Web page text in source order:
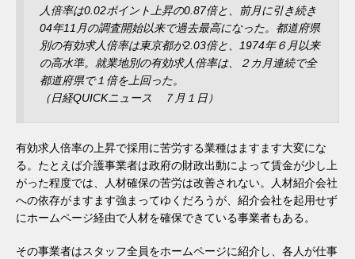
人倍率は0.02ポイント上昇の0.87倍と、前月に引き続き
04年11月の調査開始以来で過去最高になった。都道府県
別の有効求人倍率は東京都が2.03倍と、1974年６月以来
の高水準。就業地別の有効求人倍率は、２カ月連続で全
都道府県で１倍を上回った。
（日経QUICKニュース ７月１日）
有効求人倍率の上昇で採用に苦労する業種はますます大変にな
る。たとえば介護事業者は政府の財政出動によって賃金が少し上
がった程度では、人材確保の苦労は改善されない。人材紹介会社
への依存がますます強まってゆくだろうが、紹介会社を起用せず
にホームページ経由で人材を確保できている事業者もある。
その事業者はスタッフ全員をホームページに紹介し、各人が仕事